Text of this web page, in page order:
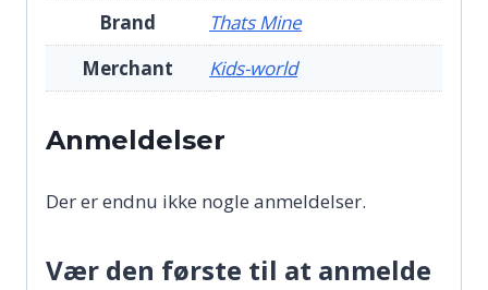
Brand
Thats Mine
Merchant
Kids-world
Anmeldelser
Der er endnu ikke nogle anmeldelser.
Vær den første til at anmelde